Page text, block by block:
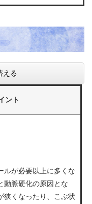
える
ント
ルが必要以上に多くな
動脈硬化の原因とな
狭くなったり、こぶ状